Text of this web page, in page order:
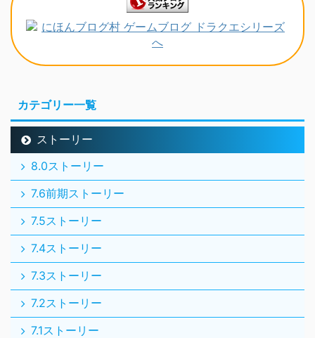
カテゴリー一覧
ストーリー
8.0ストーリー
7.6前期ストーリー
7.5ストーリー
7.4ストーリー
7.3ストーリー
7.2ストーリー
7.1ストーリー